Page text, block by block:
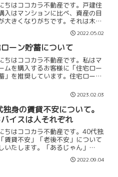
ちはココカラ不動産です。戸建住
入はマンションに比べ、資産の目
大きくなりがちです。それは木造
耐用年数と中古戸建の需要が少な
らです。本日は戸建住宅の購入で資
高める3つのポイントについてお伝
す。土地価格を確...
2022.05.02
ーン貯蓄について
ちはココカラ不動産です。私はマ
ムを購入するお客様に「住宅ロー
」を推奨しています。住宅ローン
＋2万円〜3万円」を入金することで
例えば、借入額:4,000万円 金
返済期...
2023.02.03
身の賃貸不安について。
イスは人それぞれ
ちはココカラ不動産です。40代独
賃貸不安」「老後不安」について
いたします。「あるじゃん」
の記事を記載いたします。アド
スは人それぞれ違うものです。アド
2022.09.04